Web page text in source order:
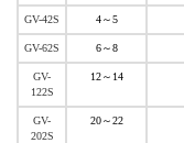
GV-42S 4～5
GV-62S 6～8
GV-
122S
12～14
GV-
202S
20～22